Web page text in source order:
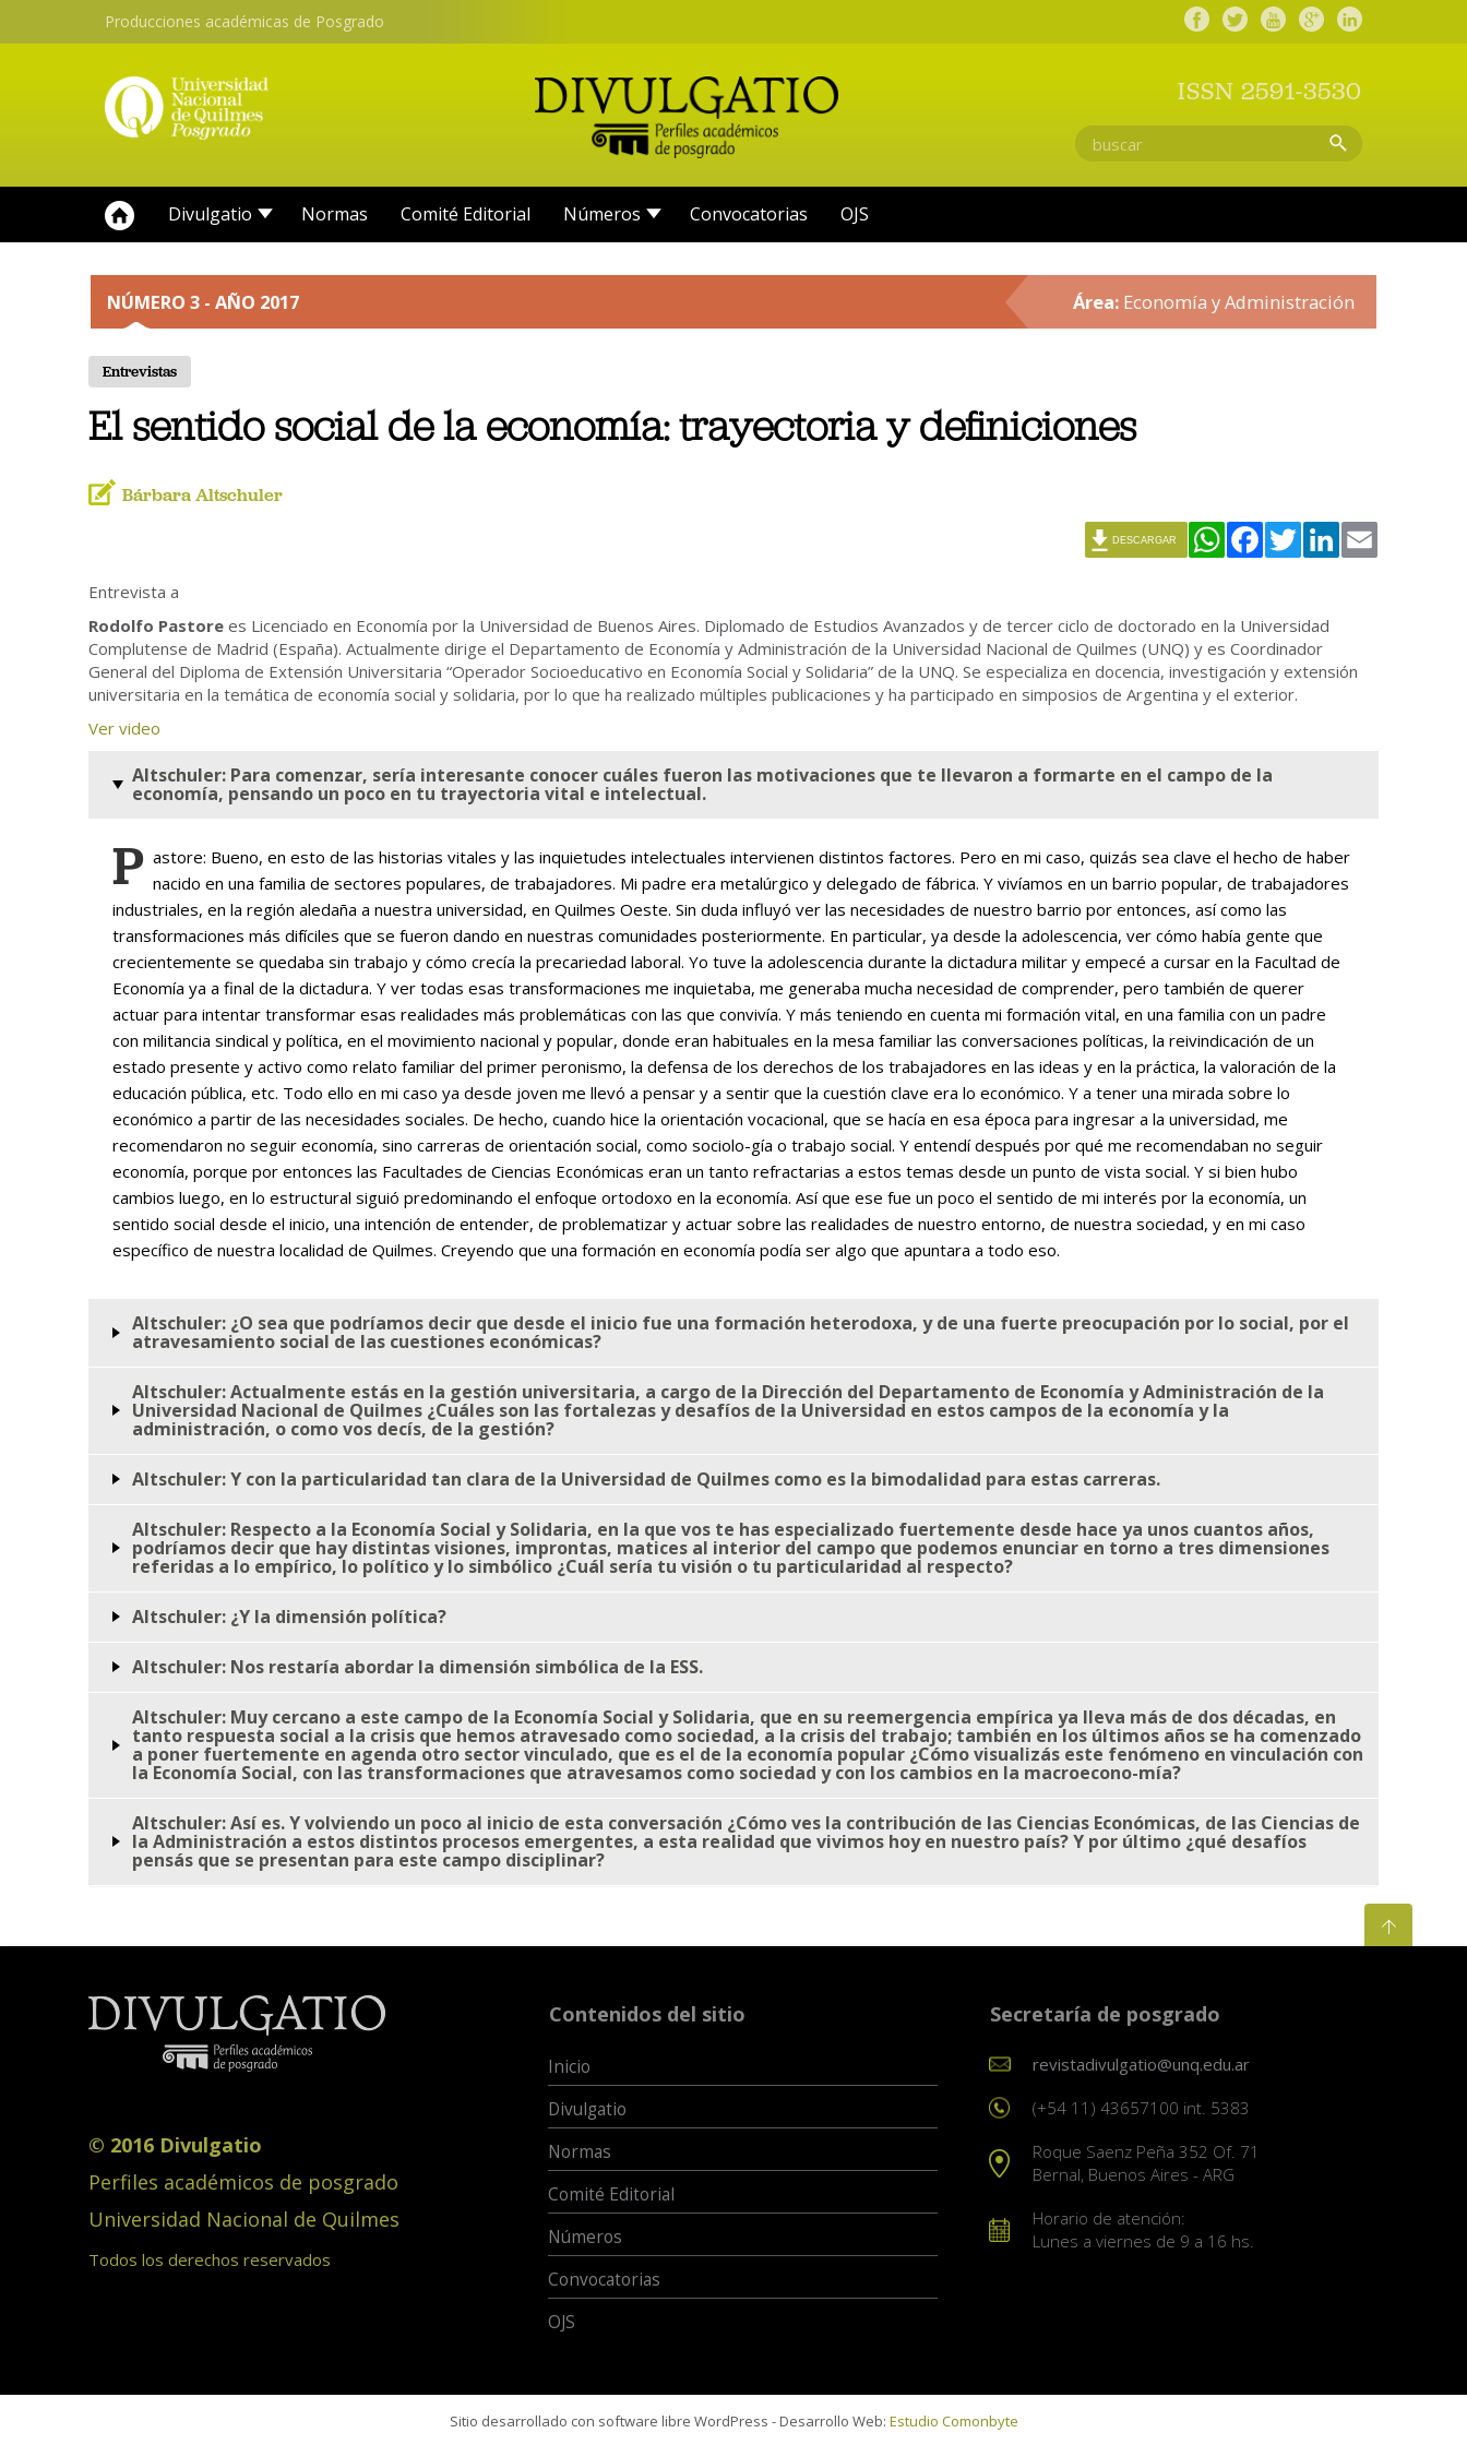
Producciones académicas de Posgrado
ISSN 2591-3530
Divulgatio Normas Comité Editorial Números Convocatorias OJS
NÚMERO 3 - AÑO 2017 Área: Economía y Administración
Entrevistas
El sentido social de la economía: trayectoria y definiciones
Bárbara Altschuler
WhatsAppFacebookTwitterLinkedIn
DESCARGAR
Entrevista a
Rodolfo Pastore es Licenciado en Economía por la Universidad de Buenos Aires. Diplomado de Estudios Avanzados y de tercer ciclo de doctorado en la Universidad
Complutense de Madrid (España). Actualmente dirige el Departamento de Economía y Administración de la Universidad Nacional de Quilmes (UNQ) y es Coordinador
General del Diploma de Extensión Universitaria “Operador Socioeducativo en Economía Social y Solidaria” de la UNQ. Se especializa en docencia, investigación y extensión
universitaria en la temática de economía social y solidaria, por lo que ha realizado múltiples publicaciones y ha participado en simposios de Argentina y el exterior.
Ver video
Altschuler: Para comenzar, sería interesante conocer cuáles fueron las motivaciones que te llevaron a formarte en el campo de la
economía, pensando un poco en tu trayectoria vital e intelectual.
P astore: Bueno, en esto de las historias vitales y las inquietudes intelectuales intervienen distintos factores. Pero en mi caso, quizás sea clave el hecho de haber
nacido en una familia de sectores populares, de trabajadores. Mi padre era metalúrgico y delegado de fábrica. Y vivíamos en un barrio popular, de trabajadores
industriales, en la región aledaña a nuestra universidad, en Quilmes Oeste. Sin duda influyó ver las necesidades de nuestro barrio por entonces, así como las
transformaciones más difíciles que se fueron dando en nuestras comunidades posteriormente. En particular, ya desde la adolescencia, ver cómo había gente que
crecientemente se quedaba sin trabajo y cómo crecía la precariedad laboral. Yo tuve la adolescencia durante la dictadura militar y empecé a cursar en la Facultad de
Economía ya a final de la dictadura. Y ver todas esas transformaciones me inquietaba, me generaba mucha necesidad de comprender, pero también de querer
actuar para intentar transformar esas realidades más problemáticas con las que convivía. Y más teniendo en cuenta mi formación vital, en una familia con un padre
con militancia sindical y política, en el movimiento nacional y popular, donde eran habituales en la mesa familiar las conversaciones políticas, la reivindicación de un
estado presente y activo como relato familiar del primer peronismo, la defensa de los derechos de los trabajadores en las ideas y en la práctica, la valoración de la
educación pública, etc. Todo ello en mi caso ya desde joven me llevó a pensar y a sentir que la cuestión clave era lo económico. Y a tener una mirada sobre lo
económico a partir de las necesidades sociales. De hecho, cuando hice la orientación vocacional, que se hacía en esa época para ingresar a la universidad, me
recomendaron no seguir economía, sino carreras de orientación social, como sociolo-gía o trabajo social. Y entendí después por qué me recomendaban no seguir
economía, porque por entonces las Facultades de Ciencias Económicas eran un tanto refractarias a estos temas desde un punto de vista social. Y si bien hubo
cambios luego, en lo estructural siguió predominando el enfoque ortodoxo en la economía. Así que ese fue un poco el sentido de mi interés por la economía, un
sentido social desde el inicio, una intención de entender, de problematizar y actuar sobre las realidades de nuestro entorno, de nuestra sociedad, y en mi caso
específico de nuestra localidad de Quilmes. Creyendo que una formación en economía podía ser algo que apuntara a todo eso.
Altschuler: ¿O sea que podríamos decir que desde el inicio fue una formación heterodoxa, y de una fuerte preocupación por lo social, por el
atravesamiento social de las cuestiones económicas?
Altschuler: Actualmente estás en la gestión universitaria, a cargo de la Dirección del Departamento de Economía y Administración de la
Universidad Nacional de Quilmes ¿Cuáles son las fortalezas y desafíos de la Universidad en estos campos de la economía y la
administración, o como vos decís, de la gestión?
Altschuler: Y con la particularidad tan clara de la Universidad de Quilmes como es la bimodalidad para estas carreras.
Altschuler: Respecto a la Economía Social y Solidaria, en la que vos te has especializado fuertemente desde hace ya unos cuantos años,
podríamos decir que hay distintas visiones, improntas, matices al interior del campo que podemos enunciar en torno a tres dimensiones
referidas a lo empírico, lo político y lo simbólico ¿Cuál sería tu visión o tu particularidad al respecto?
Altschuler: ¿Y la dimensión política?
Altschuler: Nos restaría abordar la dimensión simbólica de la ESS.
Altschuler: Muy cercano a este campo de la Economía Social y Solidaria, que en su reemergencia empírica ya lleva más de dos décadas, en
tanto respuesta social a la crisis que hemos atravesado como sociedad, a la crisis del trabajo; también en los últimos años se ha comenzado
a poner fuertemente en agenda otro sector vinculado, que es el de la economía popular ¿Cómo visualizás este fenómeno en vinculación con
la Economía Social, con las transformaciones que atravesamos como sociedad y con los cambios en la macroecono-mía?
Altschuler: Así es. Y volviendo un poco al inicio de esta conversación ¿Cómo ves la contribución de las Ciencias Económicas, de las Ciencias de
la Administración a estos distintos procesos emergentes, a esta realidad que vivimos hoy en nuestro país? Y por último ¿qué desafíos
pensás que se presentan para este campo disciplinar?
© 2016 Divulgatio
Perfiles académicos de posgrado
Universidad Nacional de Quilmes
Todos los derechos reservados
Contenidos del sitio
Inicio
Divulgatio
Normas
Comité Editorial
Números
Convocatorias
OJS
Secretaría de posgrado
revistadivulgatio@unq.edu.ar
(+54 11) 43657100 int. 5383
Roque Saenz Peña 352 Of. 71
Bernal, Buenos Aires - ARG
Horario de atención:
Lunes a viernes de 9 a 16 hs.
Sitio desarrollado con software libre WordPress - Desarrollo Web: Estudio Comonbyte